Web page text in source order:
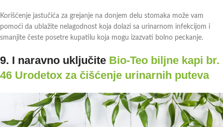
Korišćenje jastučića za grejanje na donjem delu stomaka može vam
pomoći da ublažite nelagodnost koja dolazi sa urinarnom infekcijom i
smanjite česte posetre kupatilu koja mogu izazvati bolno peckanje.
9. I naravno uključite Bio-Teo biljne kapi br.
46 Urodetox za čišćenje urinarnih puteva